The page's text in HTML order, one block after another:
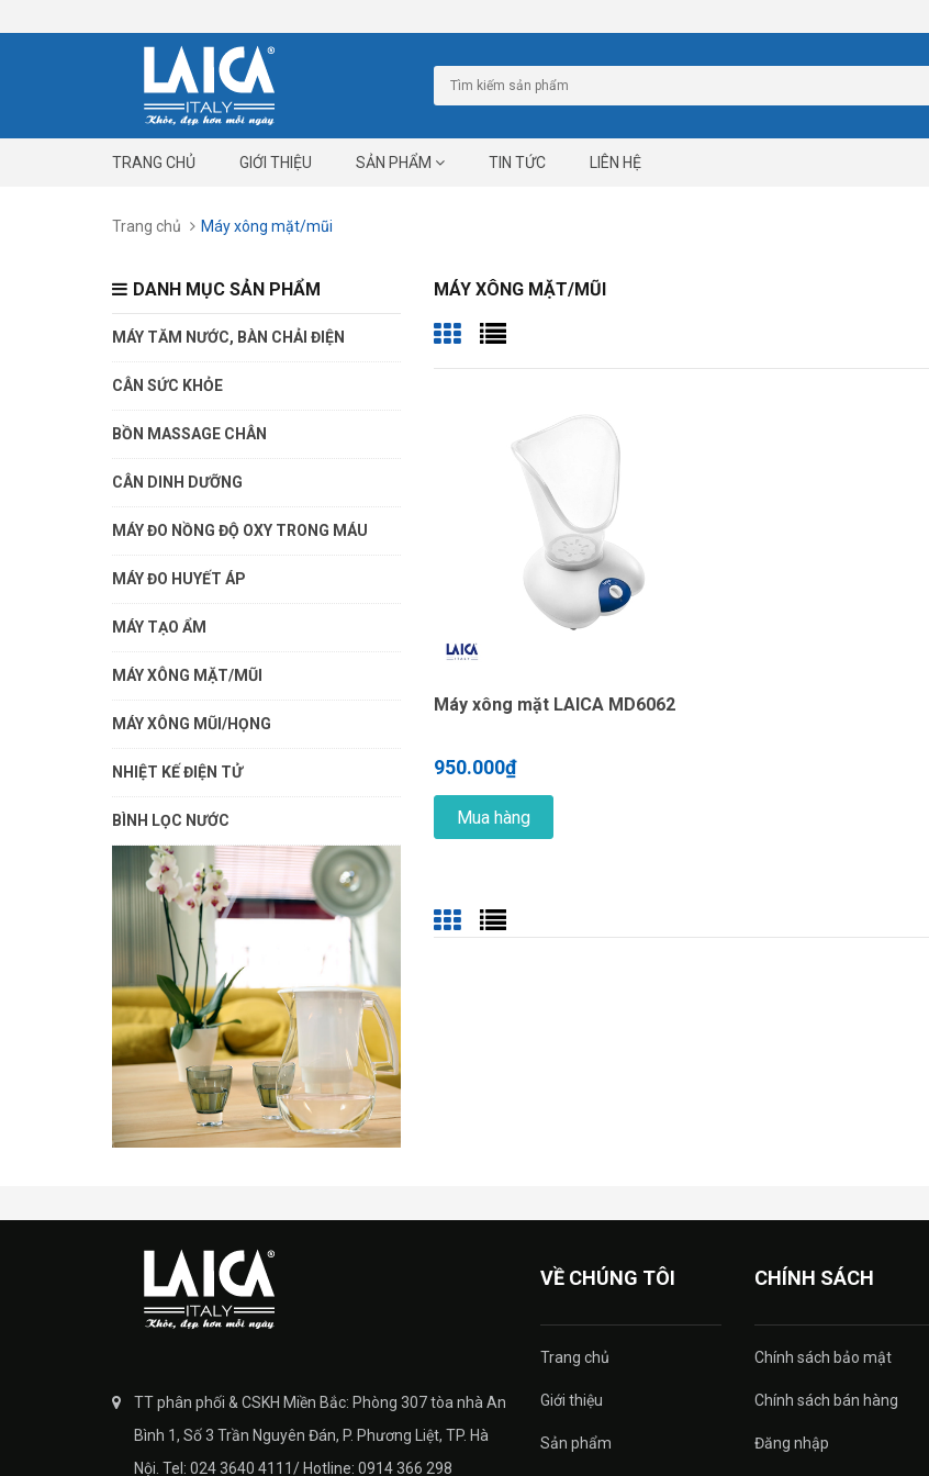
TRANG CHỦ GIỚI THIỆU SẢN PHẨM TIN TỨC LIÊN HỆ
Trang chủ Máy xông mặt/mũi
MÁY XÔNG MẶT/MŨI
Máy xông mặt LAICA MD6062
950.000₫
Mua hàng
DANH MỤC SẢN PHẨM
MÁY TĂM NƯỚC, BÀN CHẢI ĐIỆN
CÂN SỨC KHỎE
BỒN MASSAGE CHÂN
CÂN DINH DƯỠNG
MÁY ĐO NỒNG ĐỘ OXY TRONG MÁU
MÁY ĐO HUYẾT ÁP
MÁY TẠO ẨM
MÁY XÔNG MẶT/MŨI
MÁY XÔNG MŨI/HỌNG
NHIỆT KẾ ĐIỆN TỬ
BÌNH LỌC NƯỚC
TT phân phối & CSKH Miền Bắc: Phòng 307 tòa nhà An
Bình 1, Số 3 Trần Nguyên Đán, P. Phương Liệt, TP. Hà
Nội. Tel: 024 3640 4111/ Hotline: 0914 366 298
VỀ CHÚNG TÔI
Trang chủ
Giới thiệu
Sản phẩm
CHÍNH SÁCH
Chính sách bảo mật
Chính sách bán hàng
Đăng nhập